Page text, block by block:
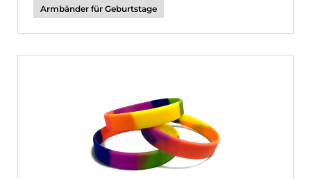
Armbänder für Geburtstage